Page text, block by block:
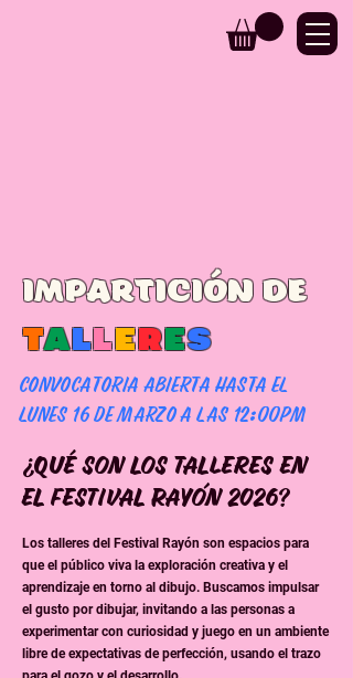
impartición de
TALLERES
CONVOCATORIA ABIERTA HASTA EL
LUNES 16 DE MARZO A LAS 12:00PM
¿Qué son los talleres en
el festival Rayón 2026?
Los talleres del Festival Rayón son espacios para
que el público viva la exploración creativa y el
aprendizaje en torno al dibujo. Buscamos impulsar
el gusto por dibujar, invitando a las personas a
experimentar con curiosidad y juego en un ambiente
libre de expectativas de perfección, usando el trazo